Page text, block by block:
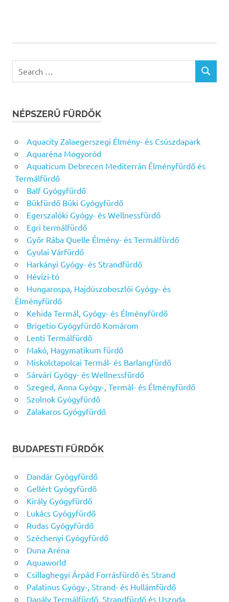
for:
SEARCH
NÉPSZERŰ FÜRDŐK
Aquacity Zalaegerszegi Élmény- és Csúszdapark
Aquaréna Mogyoród
Aquaticum Debrecen Mediterrán Élményfürdő és
Termálfürdő
Balf Gyógyfürdő
Bükfürdő Büki Gyógyfürdő
Egerszalóki Gyógy- és Wellnessfürdő
Egri termálfürdő
Győr Rába Quelle Élmény- és Termálfürdő
Gyulai Várfürdő
Harkányi Gyógy- és Strandfürdő
Hévízi-tó
Hungarospa, Hajdúszoboszlói Gyógy- és
Élményfürdő
Kehida Termál, Gyógy- és Élményfürdő
Brigetio Gyógyfürdő Komárom
Lenti Termálfürdő
Makó, Hagymatikum fürdő
Miskolctapolcai Termál- és Barlangfürdő
Sárvári Gyógy- és Wellnessfürdő
Szeged, Anna Gyógy-, Termál- és Élményfürdő
Szolnok Gyógyfürdő
Zalakaros Gyógyfürdő
BUDAPESTI FÜRDŐK
Dandár Gyógyfürdő
Gellért Gyógyfürdő
Király Gyógyfürdő
Lukács Gyógyfürdő
Rudas Gyógyfürdő
Széchenyi Gyógyfürdő
Duna Aréna
Aquaworld
Csillaghegyi Árpád Forrásfürdő és Strand
Palatinus Gyógy-, Strand- és Hullámfürdő
Dagály Termálfürdő, Strandfürdő és Uszoda